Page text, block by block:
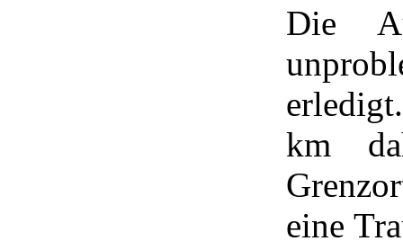
Die
km
eine